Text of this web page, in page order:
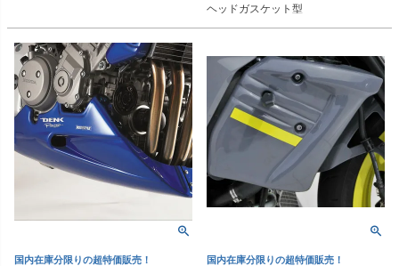
ヘッドガスケット型
国内在庫分限りの超特価販売！ 国内在庫分限りの超特価販売！